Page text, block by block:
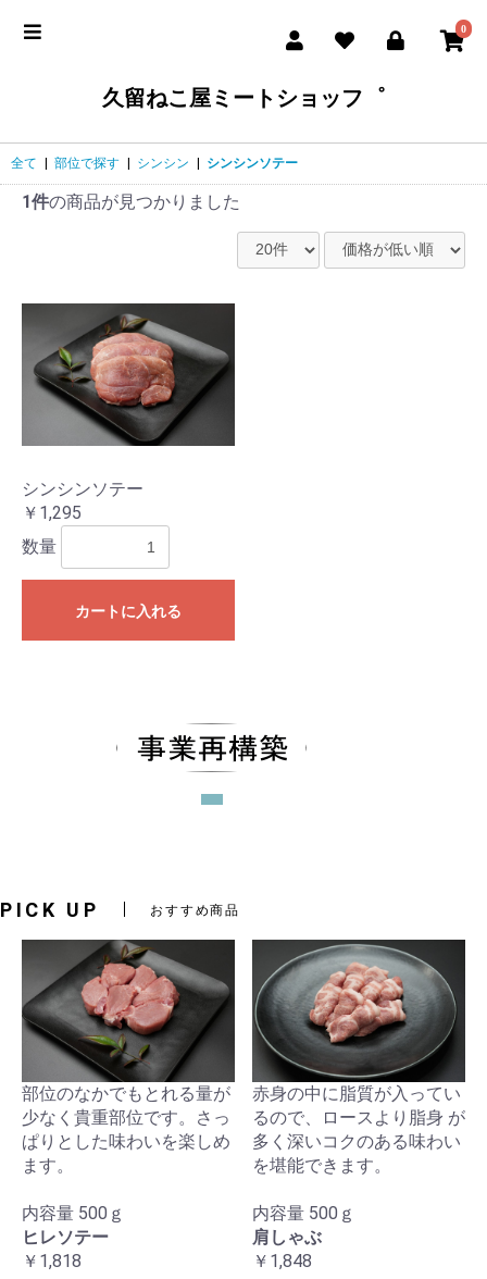
0
久留ねこ屋ミートショッフ゜
全て 部位で探す シンシン シンシンソテー
1件の商品が見つかりました
シンシンソテー
￥1,295
数量
カートに入れる
お買い物を続ける カートへ進む
PICK UP おすすめ商品
部位のなかでもとれる量が
少なく貴重部位です。さっ
ぱりとした味わいを楽しめ
ます。
内容量 500ｇ
ヒレソテー
￥1,818
赤身の中に脂質が入ってい
るので、ロースより脂身 が
多く深いコクのある味わい
を堪能できます。
内容量 500ｇ
肩しゃぶ
￥1,848